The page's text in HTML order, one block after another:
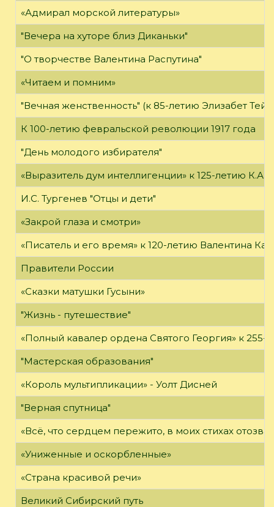
«Адмирал морской литературы»
"Вечера на хуторе близ Диканьки"
"О творчестве Валентина Распутина"
«Читаем и помним»
"Вечная женственность" (к 85-летию Элизабет
К 100-летию февральской революции 1917 года
"День молодого избирателя"
«Выразитель дум интеллигенции» к 125-летию К.А.
И.С. Тургенев "Отцы и дети"
«Закрой глаза и смотри»
«Писатель и его время» к 120-летию Валентина
Правители России
«Сказки матушки Гусыни»
"Жизнь - путешествие"
«Полный кавалер ордена Святого Георгия» к
"Мастерская образования"
«Король мультипликации» - Уолт Дисней
"Верная спутница"
«Всё, что сердцем пережито, в моих стихах
«Униженные и оскорбленные»
«Страна красивой речи»
Великий Сибирский путь